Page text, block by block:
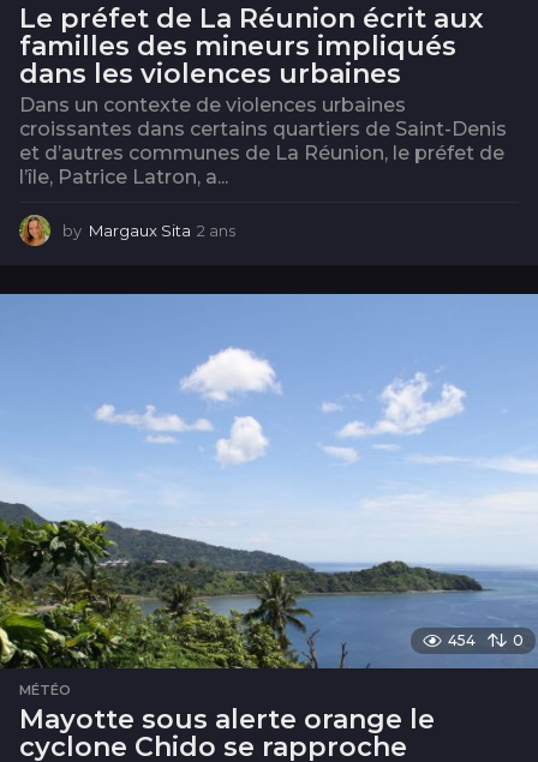
Le préfet de La Réunion écrit aux
familles des mineurs impliqués
dans les violences urbaines
Dans un contexte de violences urbaines
croissantes dans certains quartiers de Saint-Denis
et d’autres communes de La Réunion, le préfet de
l’île, Patrice Latron, a...
by Margaux Sita 2 ans
s
454 0
MÉTÉO
Mayotte sous alerte orange le
cyclone Chido se rapproche